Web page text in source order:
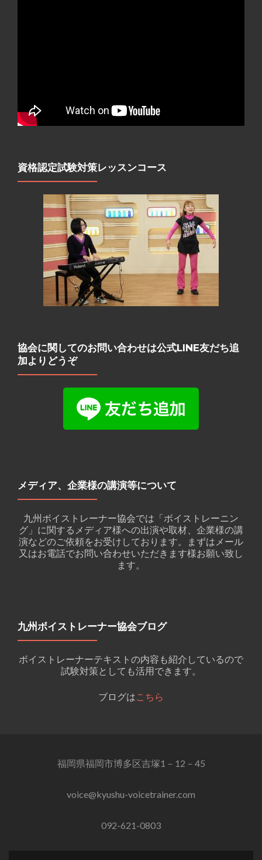
資格認定試験対策レッスンコース
協会に関してのお問い合わせは公式LINE友だち追
加よりどうぞ
メディア、企業様の講演等について
九州ボイストレーナー協会では「ボイストレーニン
グ」に関するメディア様への出演や取材、企業様の講
演などのご依頼をお受けしております。まずはメール
又はお電話でお問い合わせいただきます様お願い致し
ます。
九州ボイストレーナー協会ブログ
ボイストレーナーテキストの内容も紹介しているので
試験対策としても活用できます。
ブログはこちら
福岡県福岡市博多区吉塚1－12－45
voice@kyushu-voicetrainer.com
092-621-0803